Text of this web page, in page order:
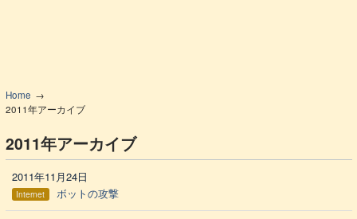
Home
2011年アーカイブ
2011年アーカイブ
2011年11月24日
Internet ボットの攻撃